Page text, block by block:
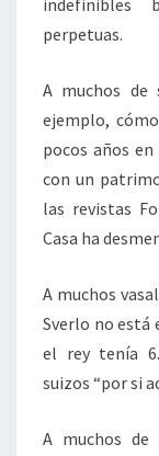
indefinibles
perpetuas.
A muchos de
ejemplo,
pocos años
con un
las revistas
Casa ha
A muchos
Sverlo no está
el rey tenía
suizos “por si
A muchos de